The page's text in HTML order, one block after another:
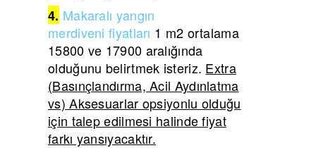
4. Makaralı yangın
merdivenifiyatları 1 m2 ortalama
15800 ve 17900 aralığında
olduğunu belirtmek isteriz. Extra
(Basınçlandırma, Acil Aydınlatma
vs) Aksesuarlar opsiyonlu olduğu
için talep edilmesi halinde fiyat
farkı yansıyacaktır.